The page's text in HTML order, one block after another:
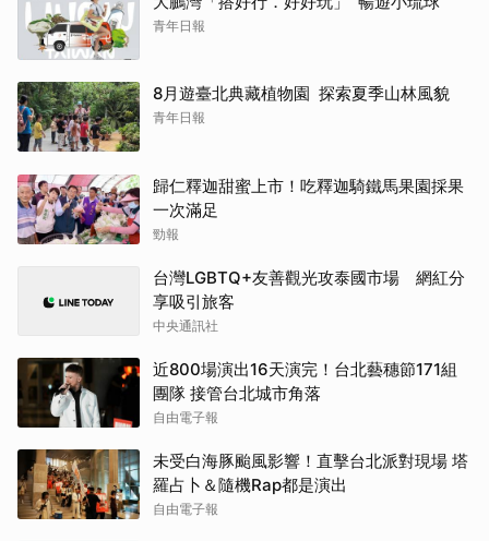
青年日報
8月遊臺北典藏植物園 探索夏季山林風貌
青年日報
歸仁釋迦甜蜜上市！吃釋迦騎鐵馬果園採果
一次滿足
勁報
台灣LGBTQ+友善觀光攻泰國市場 網紅分
享吸引旅客
中央通訊社
近800場演出16天演完！台北藝穗節171組
團隊 接管台北城市角落
自由電子報
未受白海豚颱風影響！直擊台北派對現場 塔
羅占卜＆隨機Rap都是演出
自由電子報